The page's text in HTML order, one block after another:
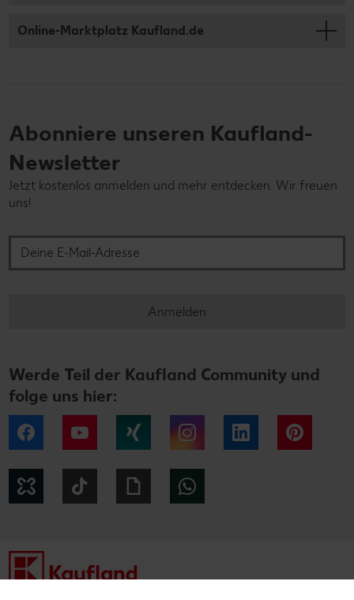
Online-Marktplatz Kaufland.de
Abonniere unseren Kaufland-
Newsletter
Jetzt kostenlos anmelden und mehr entdecken. Wir freuen
uns!
Anmelden
Werde Teil der Kaufland Community und
folge uns hier:
Facebook YouTube Instagram LinkedIn
Kununu Giphy